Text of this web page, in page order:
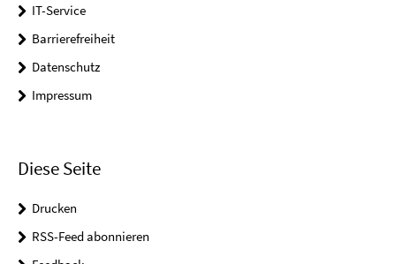
IT-Service
Barrierefreiheit
Datenschutz
Impressum
Diese Seite
Drucken
RSS-Feed abonnieren